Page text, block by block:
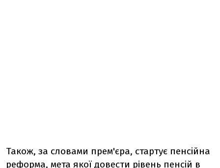
Також, за словами прем'єра, стартує пенсійна
реформа, мета якої довести рівень пенсій в